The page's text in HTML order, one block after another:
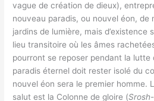
vague de création de dieux),
nouveau paradis, ou nouvel éon, de
jardins de lumière, mais d’existence
lieu transitoire où les âmes
pourront se reposer pendant la lutte
paradis éternel doit rester isolé du
nouvel éon sera le premier homme.
salut est la Colonne de gloire (